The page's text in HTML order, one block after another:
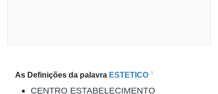
As Definições da palavra ESTETICO 5
CENTRO ESTABELECIMENTO